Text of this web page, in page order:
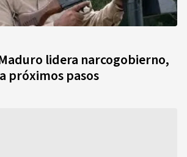
lidera narcogobierno,
próximos pasos